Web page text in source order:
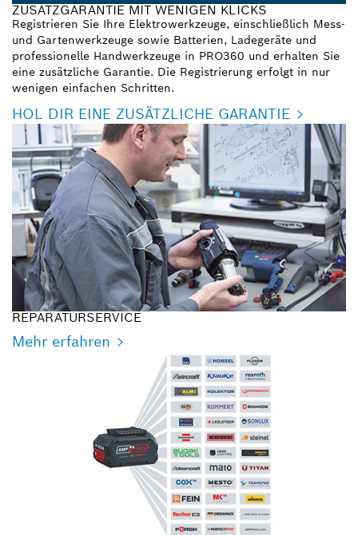
ZUSATZGARANTIE MIT WENIGEN KLICKS
Registrieren Sie Ihre Elektrowerkzeuge, einschließlich Mess-
und Gartenwerkzeuge sowie Batterien, Ladegeräte und
professionelle Handwerkzeuge in PRO360 und erhalten Sie
eine zusätzliche Garantie. Die Registrierung erfolgt in nur
wenigen einfachen Schritten.
HOL DIR EINE ZUSÄTZLICHE GARANTIE
REPARATURSERVICE
Mehr erfahren